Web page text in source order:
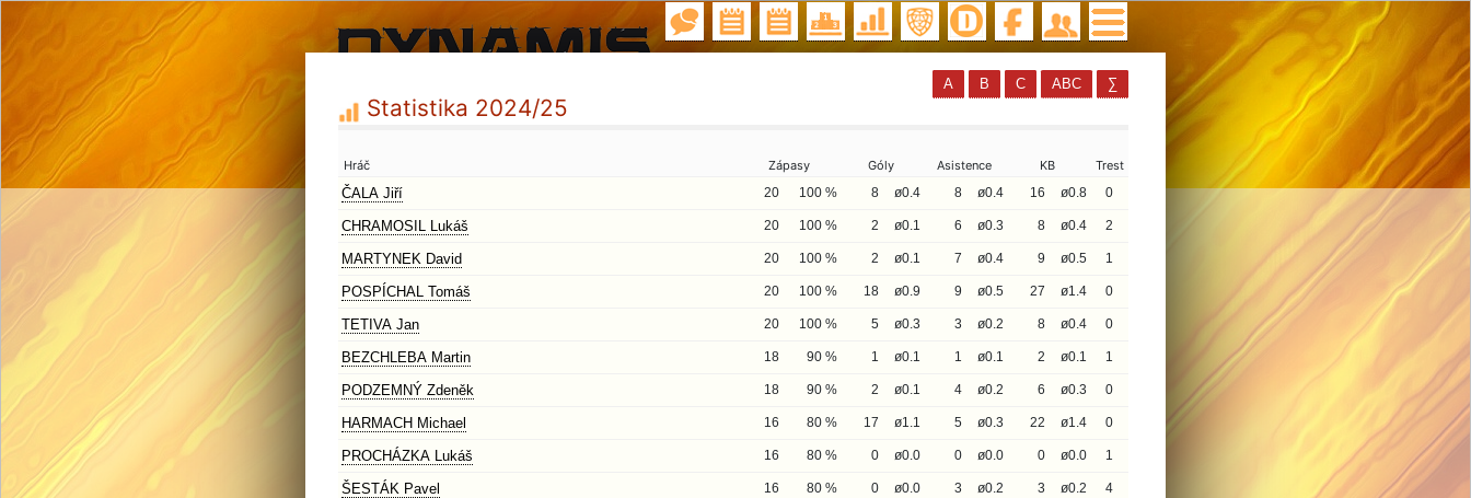
A B C ABC ∑
Statistika 2024/25
Hráč Zápasy Góly Asistence KB Trest
ČALA Jiří 20 100 % 8 ø0.4 8 ø0.4 16 ø0.8 0
CHRAMOSIL Lukáš 20 100 % 2 ø0.1 6 ø0.3 8 ø0.4 2
MARTYNEK David 20 100 % 2 ø0.1 7 ø0.4 9 ø0.5 1
POSPÍCHAL Tomáš 20 100 % 18 ø0.9 9 ø0.5 27 ø1.4 0
TETIVA Jan 20 100 % 5 ø0.3 3 ø0.2 8 ø0.4 0
BEZCHLEBA Martin 18 90 % 1 ø0.1 1 ø0.1 2 ø0.1 1
PODZEMNÝ Zdeněk 18 90 % 2 ø0.1 4 ø0.2 6 ø0.3 0
HARMACH Michael 16 80 % 17 ø1.1 5 ø0.3 22 ø1.4 0
PROCHÁZKA Lukáš 16 80 % 0 ø0.0 0 ø0.0 0 ø0.0 1
ŠESTÁK Pavel 16 80 % 0 ø0.0 3 ø0.2 3 ø0.2 4